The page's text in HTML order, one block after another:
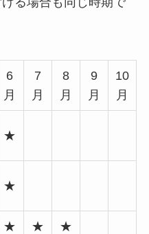
6
月
7
月
8
月
9
月
10
月
★
★
★ ★ ★